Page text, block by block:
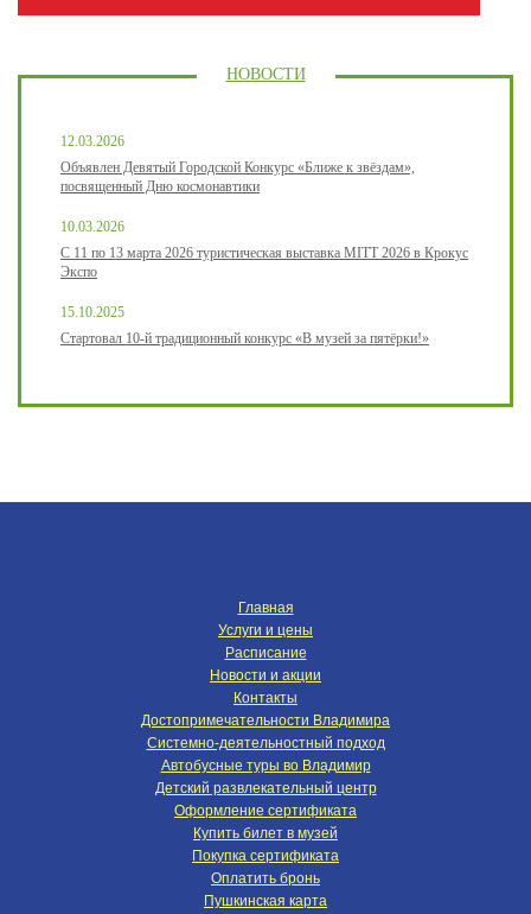
НОВОСТИ
12.03.2026
Объявлен Девятый Городской Конкурс «Ближе к звёздам»,
посвященный Дню космонавтики
10.03.2026
С 11 по 13 марта 2026 туристическая выставка MITT 2026 в Крокус
Экспо
15.10.2025
Стартовал 10-й традиционный конкурс «В музей за пятёрки!»
Главная
Услуги и цены
Расписание
Новости и акции
Контакты
Достопримечательности Владимира
Системно-деятельностный подход
Автобусные туры во Владимир
Детский развлекательный центр
Оформление сертификата
Купить билет в музей
Покупка сертификата
Оплатить бронь
Пушкинская карта